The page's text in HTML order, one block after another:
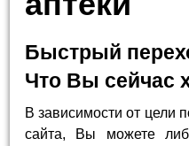
Быстрый
Что Вы сейчас
В зависимости от цели
сайта, Вы можете